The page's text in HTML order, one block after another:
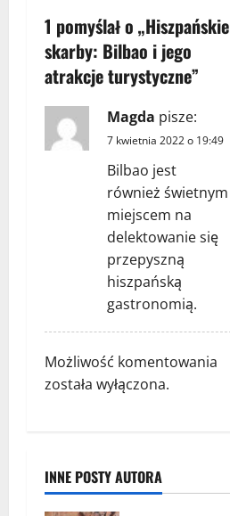
z
w
p
1 pomyślał o „Hiszpańskie
skarby: Bilbao i jego
atrakcje turystyczne”
Magda pisze:
7 kwietnia 2022 o 19:49
Bilbao jest
również świetnym
miejscem na
delektowanie się
przepyszną
hiszpańską
gastronomią.
Możliwość komentowania
została wyłączona.
INNE POSTY AUTORA